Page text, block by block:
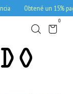
Obtené un 15%
0